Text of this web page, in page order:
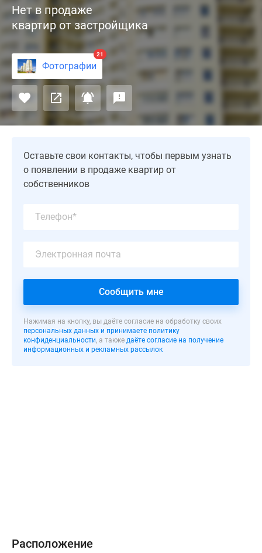
от
застройщика
ВИТ»
расположен
в
центре
г.
Пушкино
берегу
реки
Серебрянка.
этажный
вентилируемым
построен
индивидуальному
проекту
4-
Нет в продаже
квартир от застройщика
Фотографии
21
Оставьте свои контакты, чтобы первым узнать
о появлении в продаже квартир от
собственников
Сообщить мне
Нажимая на кнопку, вы даёте согласие на обработку своих
персональных данных и принимаете политику
конфиденциальности, а также даёте согласие на получение
информационных и рекламных рассылок
Расположение